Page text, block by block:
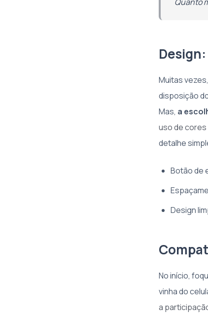
Muitas
disposição
Mas, a
uso de
detalhe
Botão de
Design
No início,
vinha do
a